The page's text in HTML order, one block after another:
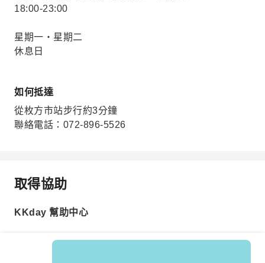
18:00-23:00
星期一・星期二
休息日
如何抵達
從枚方市站步行約3分鐘
聯絡電話：072-896-5526
取得協助
KKday 幫助中心